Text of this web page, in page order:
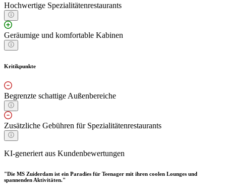
Hochwertige Spezialitätenrestaurants
Geräumige und komfortable Kabinen
Kritikpunkte
Begrenzte schattige Außenbereiche
Zusätzliche Gebühren für Spezialitätenrestaurants
KI-generiert aus Kundenbewertungen
"Die MS Zuiderdam ist ein Paradies für Teenager mit ihren coolen Lounges und
spannenden Aktivitäten."